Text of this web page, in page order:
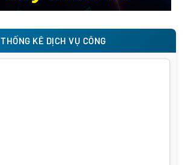
THỐNG KÊ DỊCH VỤ CÔNG